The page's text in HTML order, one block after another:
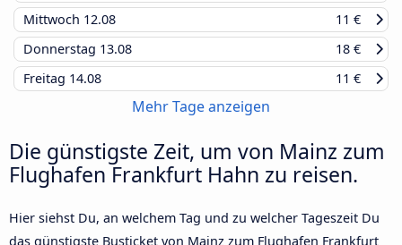
Mittwoch 12.08
11 €
Donnerstag 13.08
18 €
Freitag 14.08 11 €
Mehr Tage anzeigen
Die günstigste Zeit, um von Mainz zum
Flughafen Frankfurt Hahn zu reisen.
Hier siehst Du, an welchem Tag und zu welcher Tageszeit Du
das günstigste Busticket von Mainz zum Flughafen Frankfurt